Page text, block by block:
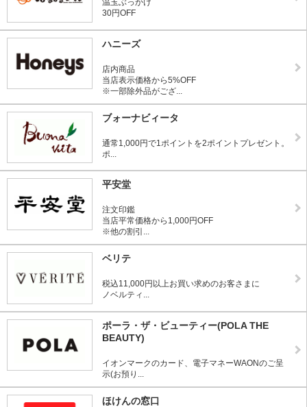
温玉ぶっかけ
30円OFF
ハニーズ
店内商品
当店表示価格から5%OFF
※一部除外品がござ...
ブォーナビィータ
通常1,000円で1ポイントを2ポイントプレゼント。
ポ...
平安堂
注文印鑑
当店平常価格から1,000円OFF
※他の割引...
ベリテ
税込11,000円以上お買い求めのお客さまに
ノベルティ...
ポーラ・ザ・ビューティー(POLA THE
BEAUTY)
イオンマークのカード、電子マネーWAONのご呈
示(お預り...
ほけんの窓口